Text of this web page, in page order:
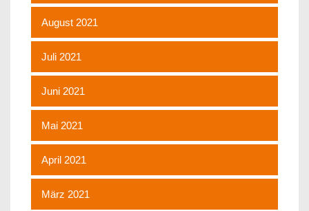
August 2021
Juli 2021
Juni 2021
Mai 2021
April 2021
März 2021